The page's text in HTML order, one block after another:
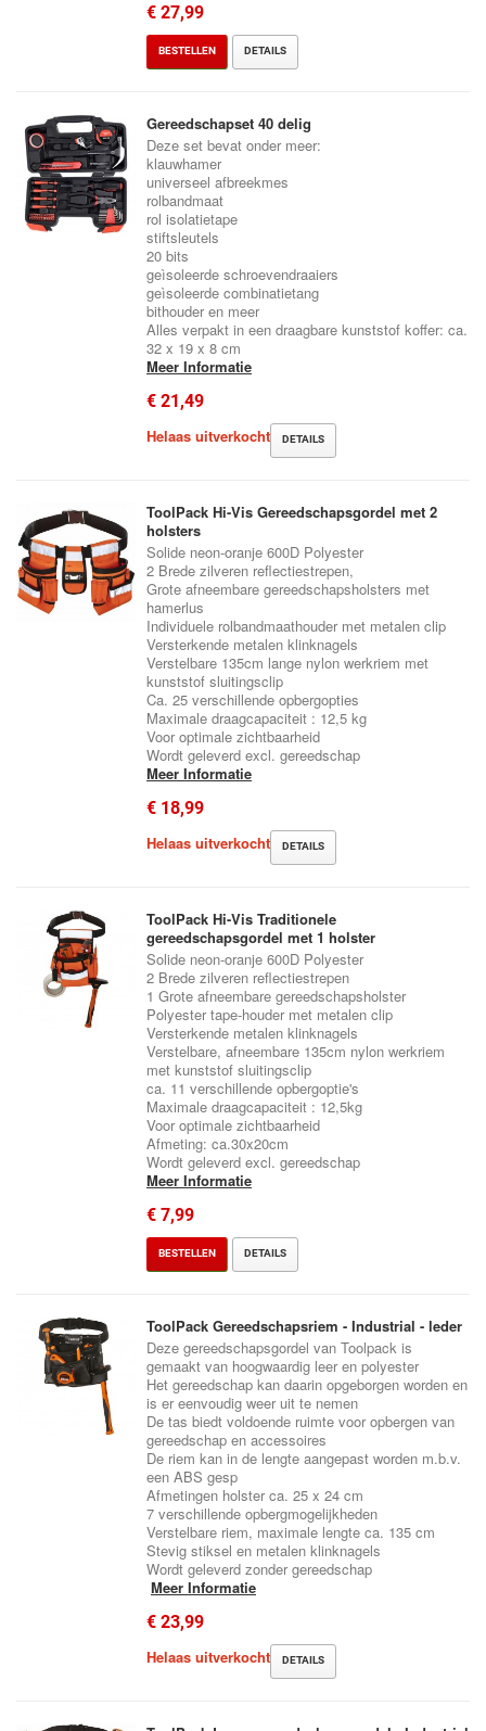
€ 27,99
BESTELLEN DETAILS
Gereedschapset 40 delig
Deze set bevat onder meer:
klauwhamer
universeel afbreekmes
rolbandmaat
rol isolatietape
stiftsleutels
20 bits
geìsoleerde schroevendraaiers
geìsoleerde combinatietang
bithouder en meer
Alles verpakt in een draagbare kunststof koffer: ca.
32 x 19 x 8 cm
Meer Informatie
€ 21,49
Helaas uitverkocht
DETAILS
ToolPack Hi-Vis Gereedschapsgordel met 2
holsters
Solide neon-oranje 600D Polyester
2 Brede zilveren reflectiestrepen,
Grote afneembare gereedschapsholsters met
hamerlus
Individuele rolbandmaathouder met metalen clip
Versterkende metalen klinknagels
Verstelbare 135cm lange nylon werkriem met
kunststof sluitingsclip
Ca. 25 verschillende opbergopties
Maximale draagcapaciteit : 12,5 kg
Voor optimale zichtbaarheid
Wordt geleverd excl. gereedschap
Meer Informatie
€ 18,99
Helaas uitverkocht
DETAILS
ToolPack Hi-Vis Traditionele
gereedschapsgordel met 1 holster
Solide neon-oranje 600D Polyester
2 Brede zilveren reflectiestrepen
1 Grote afneembare gereedschapsholster
Polyester tape-houder met metalen clip
Versterkende metalen klinknagels
Verstelbare, afneembare 135cm nylon werkriem
met kunststof sluitingsclip
ca. 11 verschillende opbergoptie's
Maximale draagcapaciteit : 12,5kg
Voor optimale zichtbaarheid
Afmeting: ca.30x20cm
Wordt geleverd excl. gereedschap
Meer Informatie
€ 7,99
BESTELLEN DETAILS
ToolPack Gereedschapsriem - Industrial - leder
Deze gereedschapsgordel van Toolpack is
gemaakt van hoogwaardig leer en polyester
Het gereedschap kan daarin opgeborgen worden en
is er eenvoudig weer uit te nemen
De tas biedt voldoende ruimte voor opbergen van
gereedschap en accessoires
De riem kan in de lengte aangepast worden m.b.v.
een ABS gesp
Afmetingen holster ca. 25 x 24 cm
7 verschillende opbergmogelijkheden
Verstelbare riem, maximale lengte ca. 135 cm
Stevig stiksel en metalen klinknagels
Wordt geleverd zonder gereedschap
Meer Informatie
€ 23,99
Helaas uitverkocht
DETAILS